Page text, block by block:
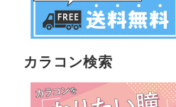
カラコン検索